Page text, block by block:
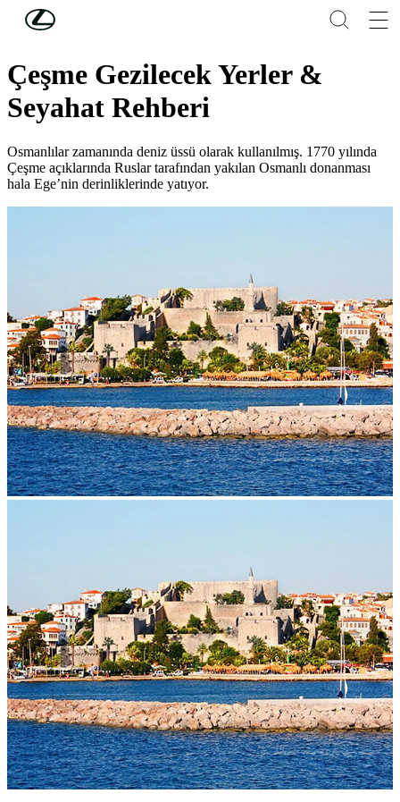
Skip to Main Content
Lifestyle
Çeşme Gezilecek Yerler &
Seyahat Rehberi
Osmanlılar zamanında deniz üssü olarak kullanılmış. 1770 yılında
Çeşme açıklarında Ruslar tarafından yakılan Osmanlı donanması
hala Ege’nin derinliklerinde yatıyor.